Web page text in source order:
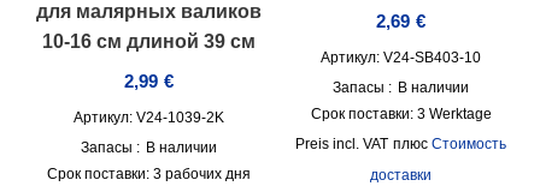
для малярных валиков
10-16 см длиной 39 см
2,99 €
Артикул: V24-1039-2K
Запасы : В наличии
Срок поставки: 3 рабочих дня
2,69 €
Артикул: V24-SB403-10
Запасы : В наличии
Срок поставки: 3 Werktage
incl. VAT плюс Стоимость
доставки